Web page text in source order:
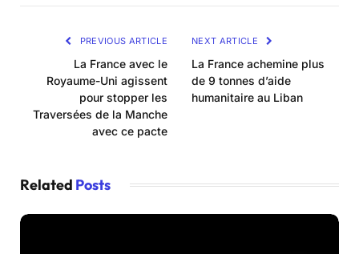
PREVIOUS ARTICLE
La France avec le
Royaume-Uni agissent
pour stopper les
Traversées de la Manche
avec ce pacte
NEXT ARTICLE
La France achemine plus
de 9 tonnes d’aide
humanitaire au Liban
Related Posts